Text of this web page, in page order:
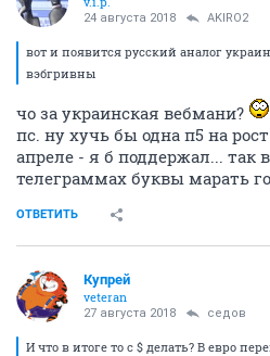
24 августа 2018 AKIRO2
вот и появится русский аналог
вэбгривны
чо за украинская вебмани?
пс. ну хучь бы одна п5 на
апреле - я б поддержал... так
телеграммах буквы марать
ОТВЕТИТЬ
Купрей
veteran
27 августа 2018 седов
И что в итоге то с $ делать? В евро